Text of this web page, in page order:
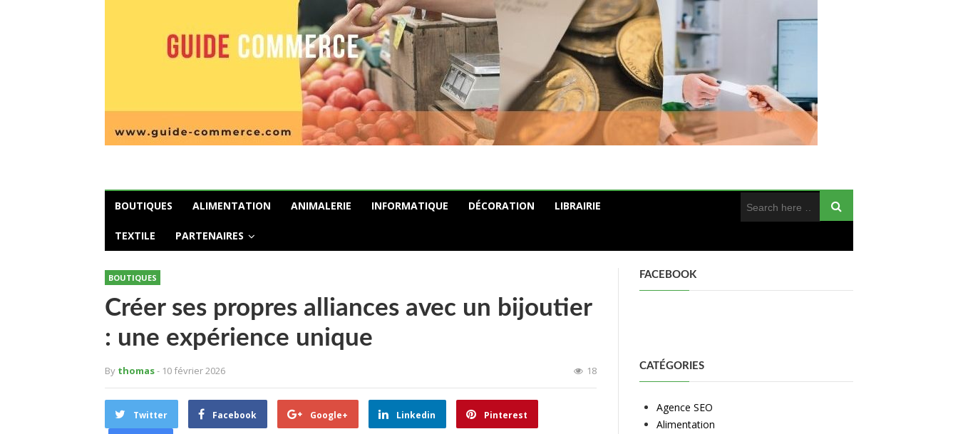
BOUTIQUES ALIMENTATION ANIMALERIE INFORMATIQUE DÉCORATION LIBRAIRIE
TEXTILE PARTENAIRES
BOUTIQUES
Créer ses propres alliances avec un bijoutier
: une expérience unique
By thomas- 10 février 2026 18
Twitter Facebook Google+ Linkedin Pinterest
FACEBOOK
CATÉGORIES
Agence SEO
Alimentation